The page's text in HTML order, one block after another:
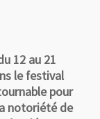
12 au 21
le festival
pour
notoriété de